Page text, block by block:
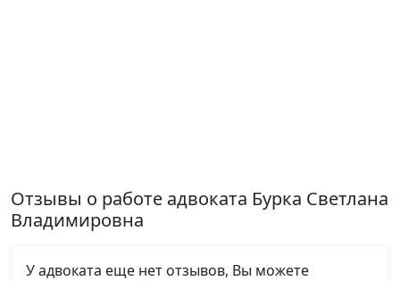
Отзывы о работе адвоката Бурка Светлана
Владимировна
У адвоката еще нет отзывов, Вы можете